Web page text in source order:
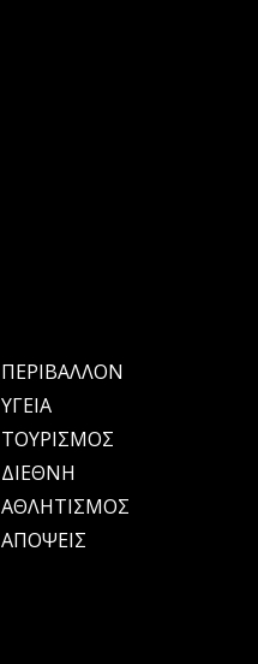
ΠΕΡΙΒΑΛΛΟΝ
ΥΓΕΙΑ
ΤΟΥΡΙΣΜΟΣ
ΔΙΕΘΝΗ
ΑΘΛΗΤΙΣΜΟΣ
ΑΠΟΨΕΙΣ